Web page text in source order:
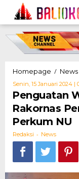
content
Homepage / News
Senin, 15 Januari 2024 |
Penguatan
Rakornas
Perkum NU
Redaksi - News